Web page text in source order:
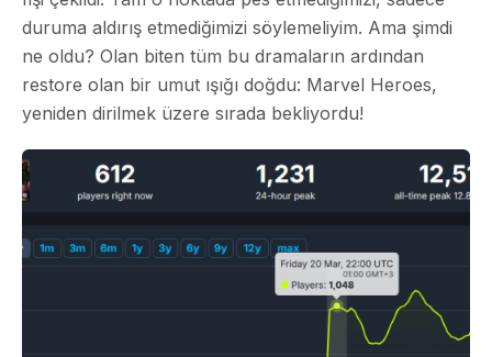
duruma aldırış etmediğimizi söylemeliyim. Ama şimdi
ne oldu? Olan biten tüm bu dramaların ardından
restore olan bir umut ışığı doğdu: Marvel Heroes,
yeniden dirilmek üzere sırada bekliyordu!